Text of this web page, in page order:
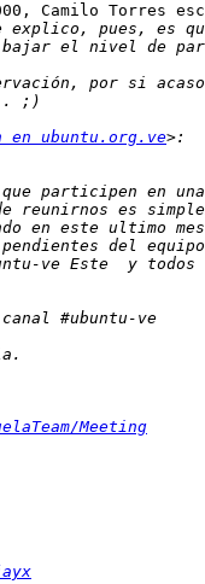
Camilo Torres
en ubuntu.org.ve
Meeting